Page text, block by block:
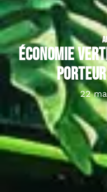
Économie
22